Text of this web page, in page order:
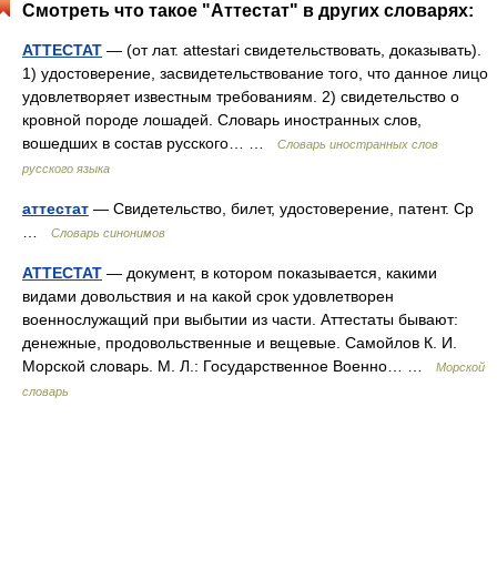
Смотреть что такое "Аттестат" в других словарях:
АТТЕСТАТ — (от лат. attestari свидетельствовать, доказывать).
1) удостоверение, засвидетельствование того, что данное лицо
удовлетворяет известным требованиям. 2) свидетельство о
кровной породе лошадей. Словарь иностранных слов,
вошедших в состав русского… …
Словарь иностранных слов
русского языка
аттестат — Свидетельство, билет, удостоверение, патент. Ср
Словарь синонимов
АТТЕСТАТ — документ, в котором показывается, какими
видами довольствия и на какой срок удовлетворен
военнослужащий при выбытии из части. Аттестаты бывают:
денежные, продовольственные и вещевые. Самойлов К. И.
Морской словарь. М. Л.: Государственное Военно… …
Морской
словарь